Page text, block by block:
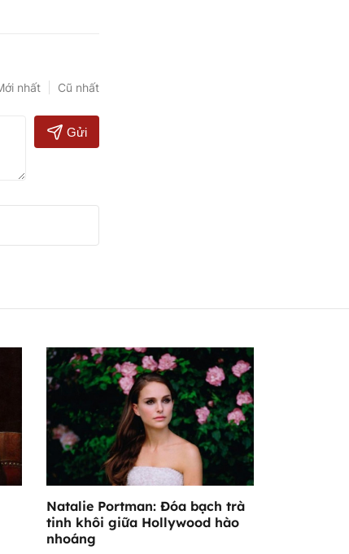
nhất Cũ nhất
Gửi
Natalie Portman: Đóa bạch trà
tinh khôi giữa Hollywood hào
nhoáng